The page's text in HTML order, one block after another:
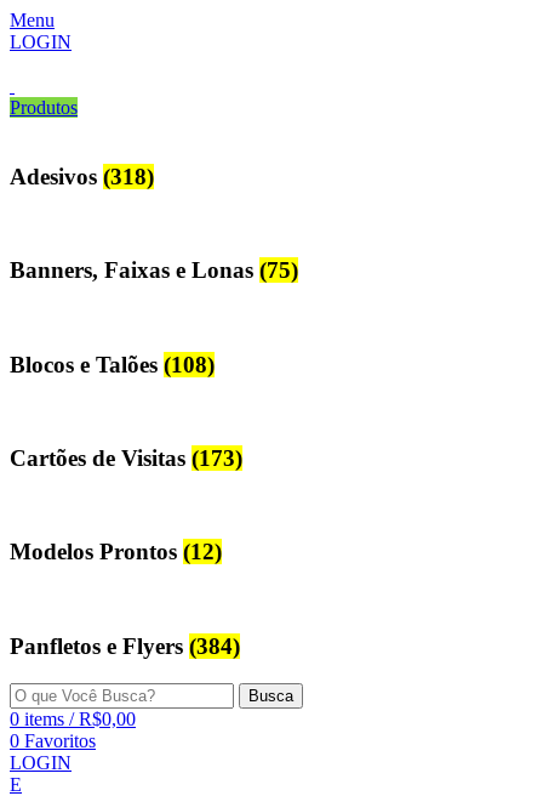
Menu
LOGIN
Produtos
Adesivos (318)
Banners, Faixas e Lonas (75)
Blocos e Talões (108)
Cartões de Visitas (173)
Modelos Prontos (12)
Panfletos e Flyers (384)
Busca
0 items / R$0,00
0 Favoritos
LOGIN
E